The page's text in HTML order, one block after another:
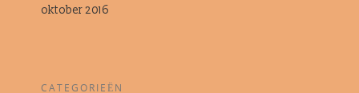
oktober 2016
CATEGORIEËN